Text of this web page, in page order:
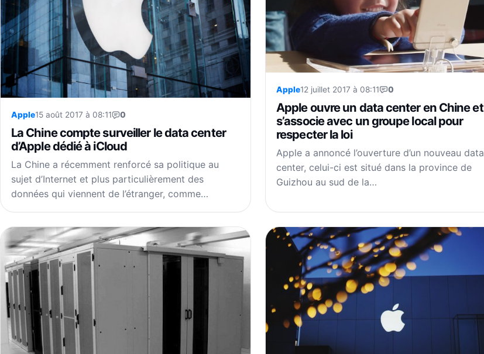
Apple15 août 2017 à 08:11 0
La Chine compte surveiller le data center
d’Apple dédié à iCloud
La Chine a récemment renforcé sa politique au
sujet d’Internet et plus particulièrement des
données qui viennent de l’étranger, comme…
Apple12 juillet 2017 à 08:11 0
Apple ouvre un data center en Chine et
s’associe avec un groupe local pour
respecter la loi
Apple a annoncé l’ouverture d’un nouveau data
center, celui-ci est situé dans la province de
Guizhou au sud de la…